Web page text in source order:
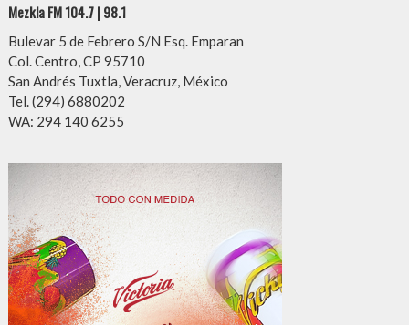
Mezkla FM 104.7 | 98.1
Bulevar 5 de Febrero S/N Esq. Emparan
Col. Centro, CP 95710
San Andrés Tuxtla, Veracruz, México
Tel. (294) 6880202
WA: 294 140 6255